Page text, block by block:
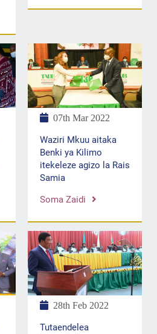
07th Mar 2022
Waziri Mkuu aitaka
Benki ya Kilimo
itekeleze agizo la Rais
Samia
Soma Zaidi
28th Feb 2022
Tutaendelea